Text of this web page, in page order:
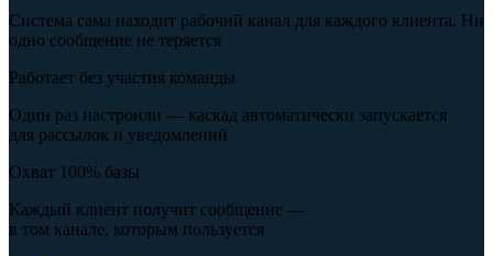
Система сама находит рабочий канал для каждого клиента. Ни
одно сообщение не теряется
Работает без участия команды
Один раз настроили — каскад автоматически запускается
для рассылок и уведомлений
Охват 100% базы
Каждый клиент получит сообщение —
в том канале, которым пользуется